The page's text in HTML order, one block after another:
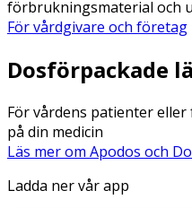
förbrukningsmaterial och
För vårdgivare och företag
Dosförpackade
För vårdens patienter
på din medicin
Läs mer om Apodos och
Ladda ner vår app